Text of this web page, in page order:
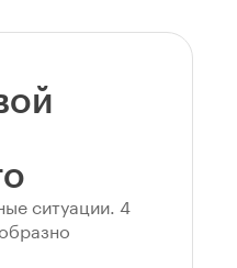
ситуации. 4